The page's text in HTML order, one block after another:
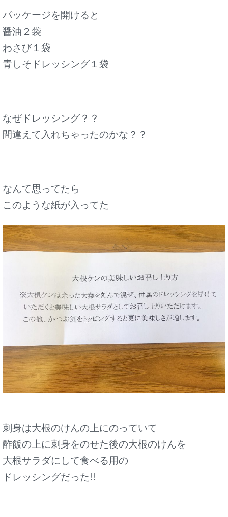
パッケージを開けると
醤油２袋
わさび１袋
青しそドレッシング１袋
なぜドレッシング？？
間違えて入れちゃったのかな？？
なんて思ってたら
このような紙が入ってた
刺身は大根のけんの上にのっていて
酢飯の上に刺身をのせた後の大根のけんを
大根サラダにして食べる用の
ドレッシングだった!!